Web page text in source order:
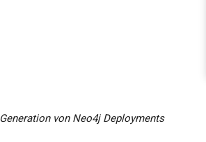
von Neo4j Deployments